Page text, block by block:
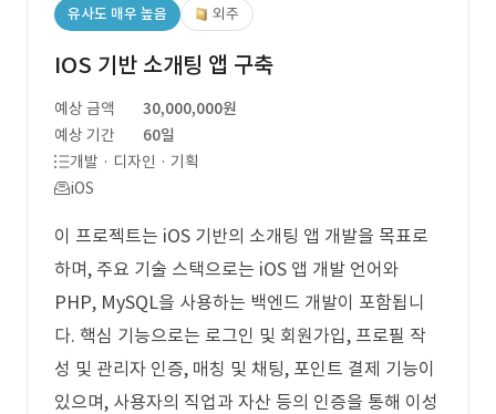
유사도 매우 높음 외주
IOS 기반 소개팅 앱 구축
예상 금액
30,000,000원
예상 기간
60일
개발 · 디자인 · 기획
iOS
이 프로젝트는 iOS 기반의 소개팅 앱 개발을 목표로
하며, 주요 기술 스택으로는 iOS 앱 개발 언어와
PHP, MySQL을 사용하는 백엔드 개발이 포함됩니
다. 핵심 기능으로는 로그인 및 회원가입, 프로필 작
성 및 관리자 인증, 매칭 및 채팅, 포인트 결제 기능이
있으며, 사용자의 직업과 자산 등의 인증을 통해 이성